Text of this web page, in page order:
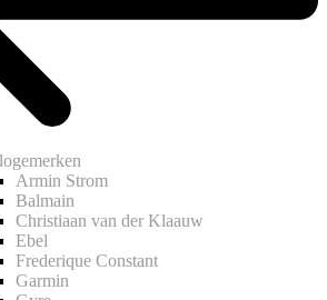
Armin Strom
Balmain
Christiaan van der Klaauw
Ebel
Frederique Constant
Garmin